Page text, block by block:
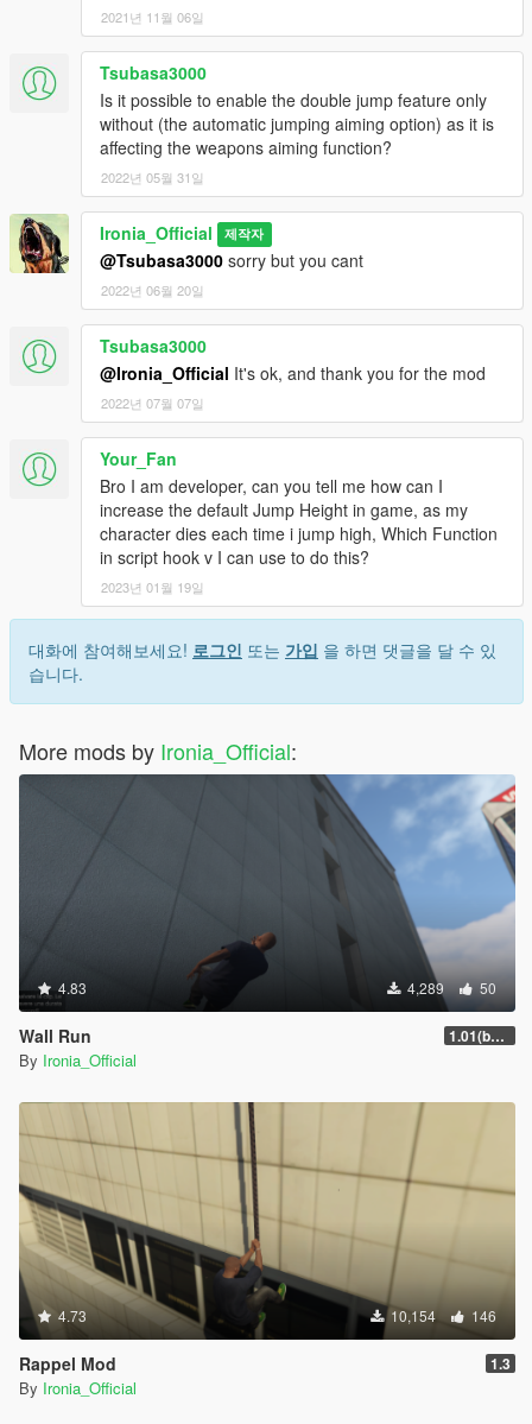
2021년 11월 06일
Tsubasa3000
Is it possible to enable the double jump feature only
without (the automatic jumping aiming option) as it is
affecting the weapons aiming function?
2022년 05월 31일
Ironia_Official 제작자
@Tsubasa3000 sorry but you cant
2022년 06월 20일
Tsubasa3000
@Ironia_Official It's ok, and thank you for the mod
2022년 07월 07일
Your_Fan
Bro I am developer, can you tell me how can I
increase the default Jump Height in game, as my
character dies each time i jump high, Which Function
in script hook v I can use to do this?
2023년 01월 19일
대화에 참여해보세요! 로그인 또는 가입 을 하면 댓글을 달 수 있
습니다.
More mods by Ironia_Official:
4.83 4,289 50
Wall Run 1.01(beta)
By Ironia_Official
4.73 10,154 146
Rappel Mod 1.3
By Ironia_Official